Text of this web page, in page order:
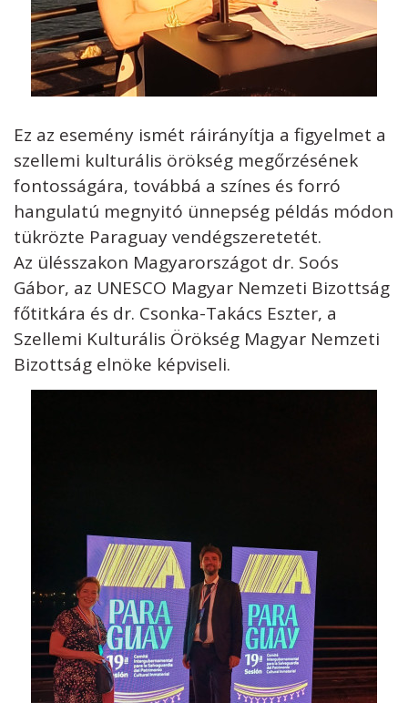
Ez az esemény ismét ráirányítja a figyelmet a
szellemi kulturális örökség megőrzésének
fontosságára, továbbá a színes és forró
hangulatú megnyitó ünnepség példás módon
tükrözte Paraguay vendégszeretetét.
Az ülésszakon Magyarországot dr. Soós
Gábor, az UNESCO Magyar Nemzeti Bizottság
főtitkára és dr. Csonka-Takács Eszter, a
Szellemi Kulturális Örökség Magyar Nemzeti
Bizottság elnöke képviseli.